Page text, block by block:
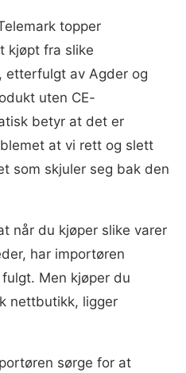
topper
kjøpt fra slike
etterfulgt av Agder og
uten CE-
betyr at det er
at vi rett og slett
som skjuler seg bak den
når du kjøper slike varer
har importøren
Men kjøper du
nettbutikk, ligger
sørge for at